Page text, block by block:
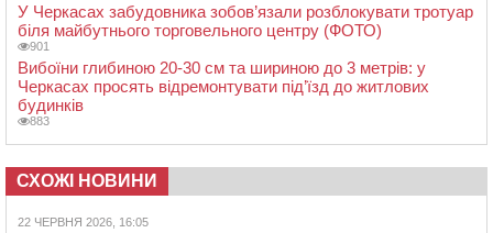
У Черкасах забудовника зобов’язали розблокувати тротуар
біля майбутнього торговельного центру (ФОТО)
901
Вибоїни глибиною 20-30 см та шириною до 3 метрів: у
Черкасах просять відремонтувати під’їзд до житлових
будинків
883
СХОЖІ НОВИНИ
22 ЧЕРВНЯ 2026, 16:05